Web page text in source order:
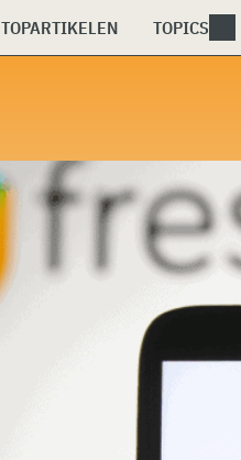
TOPARTIKELEN TOPICS